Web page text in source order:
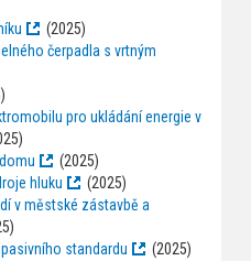
(2025)
čerpadla s vrtným
pro ukládání energie v
(2025)
hluku
(2025)
v městské zástavbě a
standardu
(2025)